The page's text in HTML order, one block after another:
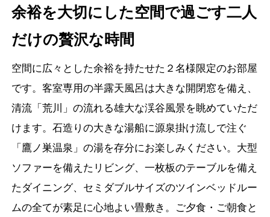
余裕を大切にした空間で過ごす二人
だけの贅沢な時間
空間に広々とした余裕を持たせた２名様限定のお部屋
です。客室専用の半露天風呂は大きな開閉窓を備え、
清流「荒川」の流れる雄大な渓谷風景を眺めていただ
けます。石造りの大きな湯船に源泉掛け流しで注ぐ
「鷹ノ巣温泉」の湯を存分にお楽しみください。大型
ソファーを備えたリビング、一枚板のテーブルを備え
たダイニング、セミダブルサイズのツインベッドルー
ムの全てが素足に心地よい畳敷き。ご夕食・ご朝食と